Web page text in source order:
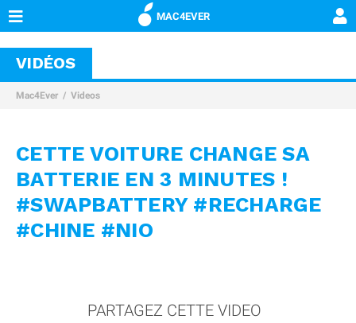
MAC4EVER
VIDÉOS
Mac4Ever Videos
CETTE VOITURE CHANGE SA
BATTERIE EN 3 MINUTES !
#SWAPBATTERY #RECHARGE
#CHINE #NIO
PARTAGEZ CETTE VIDEO